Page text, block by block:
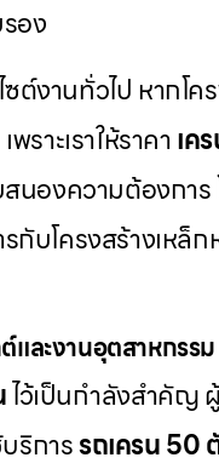
อง
ต์งานทั่วไป หากโ
าะเราให้ราคาเค
นองความต้องกา
กับโครงสร้างเหล็
และงานอุตสาหกรรม
ไว้เป็นกำลังสำคัญ
ริการรถเครน 50